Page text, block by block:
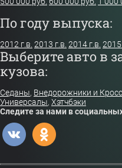
По году выпуска:
2012 г.в. 2013 г.в. 2014 г.в. 2015
Выберите авто в
кузова:
Седаны, Внедорожники и
Универсалы, Хэтчбэки
Следите за нами в